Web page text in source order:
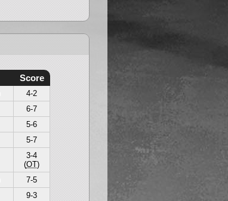
Score
4-2
6-7
5-6
5-7
3-4
(OT)
7-5
9-3